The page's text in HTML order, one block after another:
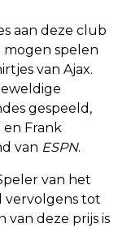
aan deze club
mogen spelen
van Ajax.
gespeeld,
en Frank
van ESPN.
van het
vervolgens tot
van deze prijs is